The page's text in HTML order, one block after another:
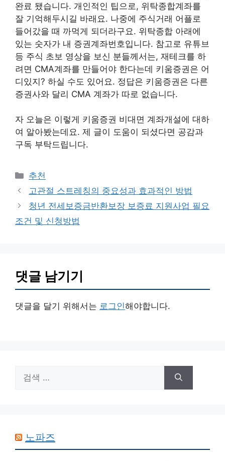
완료 됐습니다. 개인적인 팁으로, 위탁종합계좌를
잘 기억해두시길 바래요. 나중에 주식거래 어플로
들어갔을 때 까먹게 되더라구요. 위탁종합 아래에
있는 숫자가 내 증권계좌번호입니다. 참고로 유튜브
등 주식 초보 영상을 보신 분들께서는, 재테크를 하
려면 CMA계좌를 만들어야 한다는데 키움증권은 어
디있지? 하실 수도 있어요. 정답은 키움증권은 다른
증권사와 달리 CMA 계좌가 따로 없습니다.
자 오늘은 이렇게 키움증권 비대면 계좌개설에 대하
여 알아봤는데요. 제 글이 도움이 되셨다면 공감과
구독 부탁드립니다.
카
테
리
추천
고관절 스트레칭의 중요성과 효과적인 방법
청년 전세보증금반환보장 보증료 지원사업 필요
조건 및 신청방법
댓글 남기기
댓글을 달기 위해서는 로그인해야합니다.
색:
노파즈